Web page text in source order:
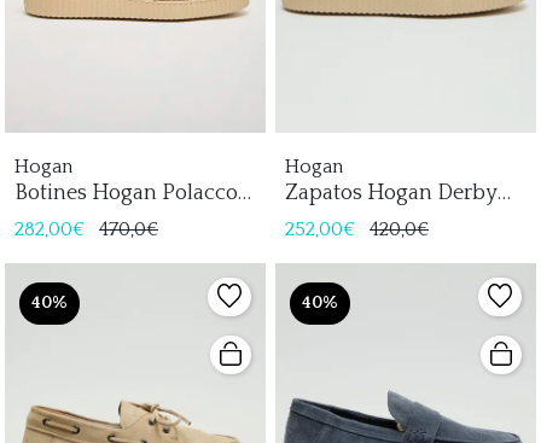
Hogan
Botines Hogan Polacco
Hombre
282,00€ 470,0€
Hogan
Zapatos Hogan Derby
Hombre
252,00€ 420,0€
40% 40%